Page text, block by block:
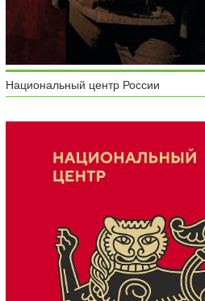
Национальный центр России